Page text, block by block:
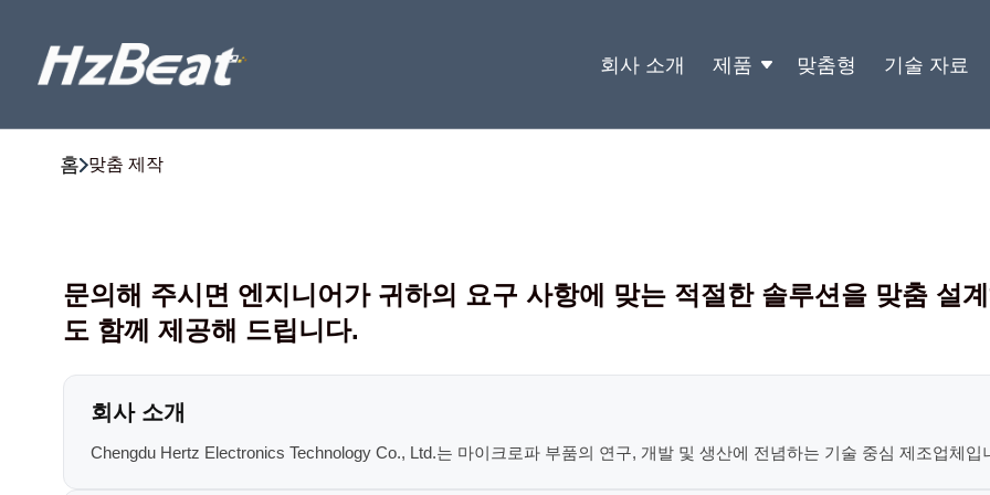
회사 소개 제품 맞춤형 기술 자료
홈 맞춤 제작
문의해 주시면 엔지니어가 귀하의 요구 사항에 맞는 적절한 솔루션을 맞춤 설
도 함께 제공해 드립니다.
회사 소개
Chengdu Hertz Electronics Technology Co., Ltd.는 마이크로파 부품의 연구, 개발 및 생산에 전념하는 기술 중심 제조업체입